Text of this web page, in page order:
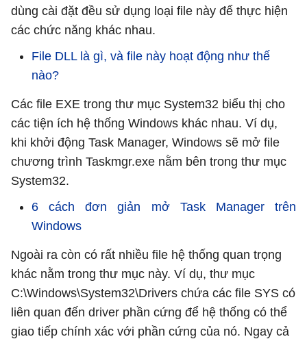
dùng cài đặt đều sử dụng loại file này để thực hiện
các chức năng khác nhau.
File DLL là gì, và file này hoạt động như thế
nào?
Các file EXE trong thư mục System32 biểu thị cho
các tiện ích hệ thống Windows khác nhau. Ví dụ,
khi khởi động Task Manager, Windows sẽ mở file
chương trình Taskmgr.exe nằm bên trong thư mục
System32.
6 cách đơn giản mở Task Manager trên
Windows
Ngoài ra còn có rất nhiều file hệ thống quan trọng
khác nằm trong thư mục này. Ví dụ, thư mục
C:\Windows\System32\Drivers chứa các file SYS có
liên quan đến driver phần cứng để hệ thống có thể
giao tiếp chính xác với phần cứng của nó. Ngay cả